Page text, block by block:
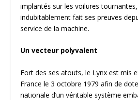
implantés sur les voilures
indubitablement fait ses preuves
service de la machine.
Un vecteur polyvalent
Fort des ses atouts, le Lynx est mis
France le 3 octobre 1979 afin de
nationale d’un véritable système